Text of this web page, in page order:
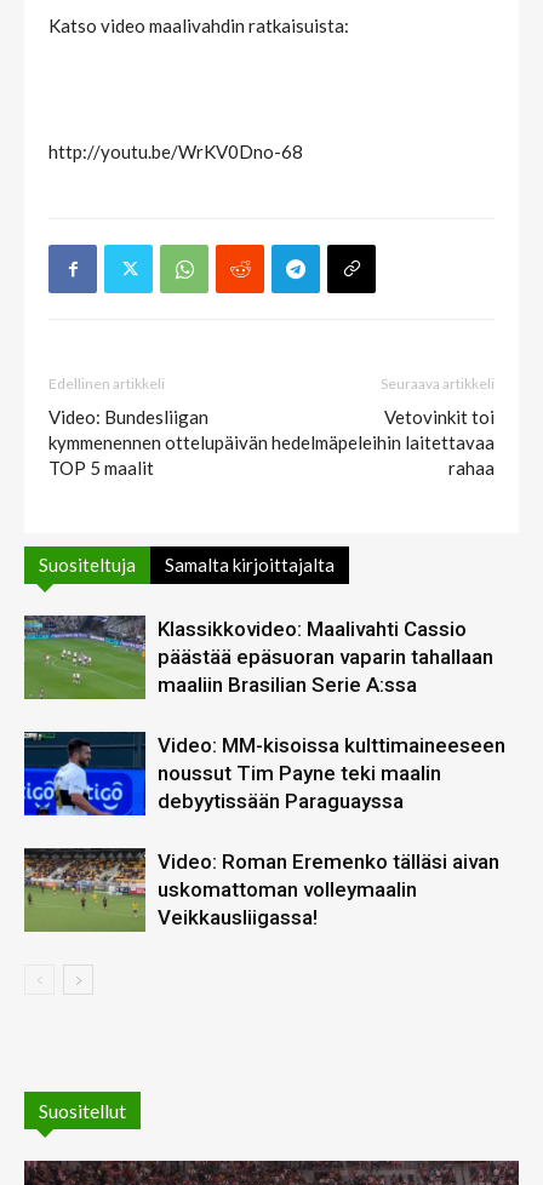
Katso video maalivahdin ratkaisuista:
http://youtu.be/WrKV0Dno-68
Edellinen artikkeli
Video: Bundesliigan
kymmenennen ottelupäivän
TOP 5 maalit
Seuraava artikkeli
Vetovinkit toi
hedelmäpeleihin laitettavaa
rahaa
Suositeltuja Samalta kirjoittajalta
Klassikkovideo: Maalivahti Cassio
päästää epäsuoran vaparin tahallaan
maaliin Brasilian Serie A:ssa
Video: MM-kisoissa kulttimaineeseen
noussut Tim Payne teki maalin
debyytissään Paraguayssa
Video: Roman Eremenko tälläsi aivan
uskomattoman volleymaalin
Veikkausliigassa!
Suositellut